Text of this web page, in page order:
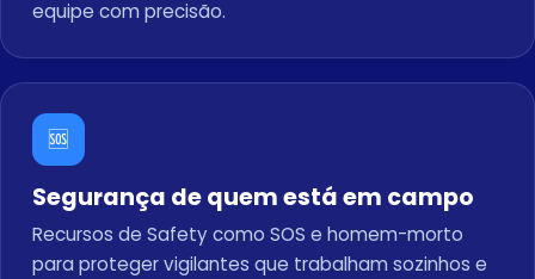
equipe com precisão.
🆘
Segurança de quem está em campo
Recursos de Safety como SOS e homem-morto
para proteger vigilantes que trabalham sozinhos e